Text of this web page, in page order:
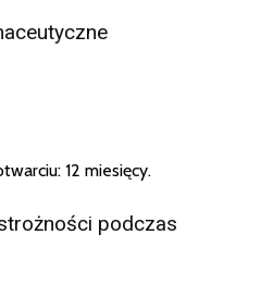
12 miesięcy.
podczas